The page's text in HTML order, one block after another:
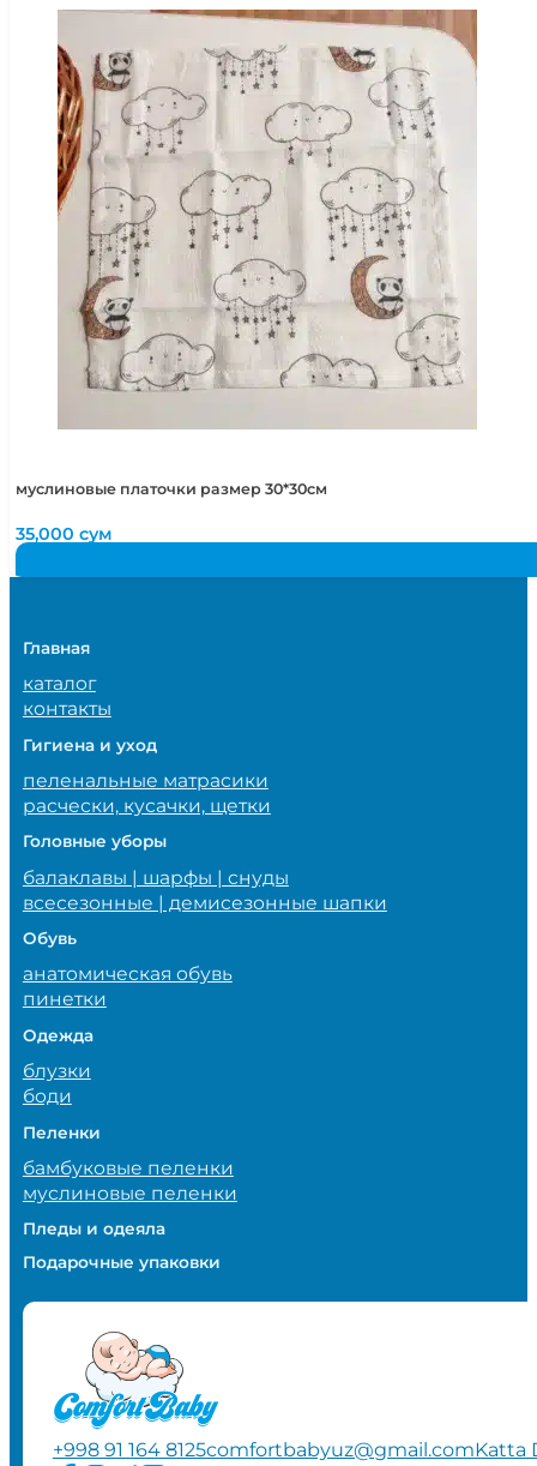
муслиновые платочки размер 30*30см
35,000сум
Главная
каталог
контакты
Гигиена и уход
пеленальные матрасики
расчески, кусачки, щетки
Головные уборы
балаклавы | шарфы | снуды
всесезонные | демисезонные шапки
Обувь
анатомическая обувь
пинетки
Одежда
блузки
боди
Пеленки
бамбуковые пеленки
муслиновые пеленки
Пледы и одеяла
Подарочные упаковки
+998 91 164 8125comfortbabyuz@gmail.comKatta